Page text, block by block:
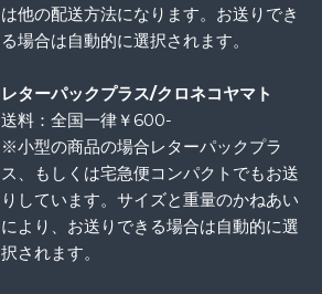
は他の配送方法になります。お送りでき
る場合は自動的に選択されます。
レターパックプラス/クロネコヤマト
送料：全国一律￥600-
※小型の商品の場合レターパックプラ
ス、もしくは宅急便コンパクトでもお送
りしています。サイズと重量のかねあい
により、お送りできる場合は自動的に選
択されます。